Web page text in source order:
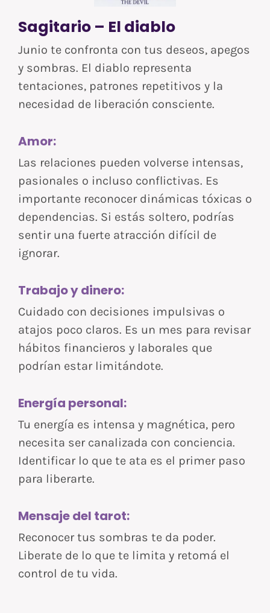
Sagitario – El diablo
Junio te confronta con tus deseos, apegos
y sombras. El diablo representa
tentaciones, patrones repetitivos y la
necesidad de liberación consciente.
Amor:
Las relaciones pueden volverse intensas,
pasionales o incluso conflictivas. Es
importante reconocer dinámicas tóxicas o
dependencias. Si estás soltero, podrías
sentir una fuerte atracción difícil de
ignorar.
Trabajo y dinero:
Cuidado con decisiones impulsivas o
atajos poco claros. Es un mes para revisar
hábitos financieros y laborales que
podrían estar limitándote.
Energía personal:
Tu energía es intensa y magnética, pero
necesita ser canalizada con conciencia.
Identificar lo que te ata es el primer paso
para liberarte.
Mensaje del tarot:
Reconocer tus sombras te da poder.
Liberate de lo que te limita y retomá el
control de tu vida.